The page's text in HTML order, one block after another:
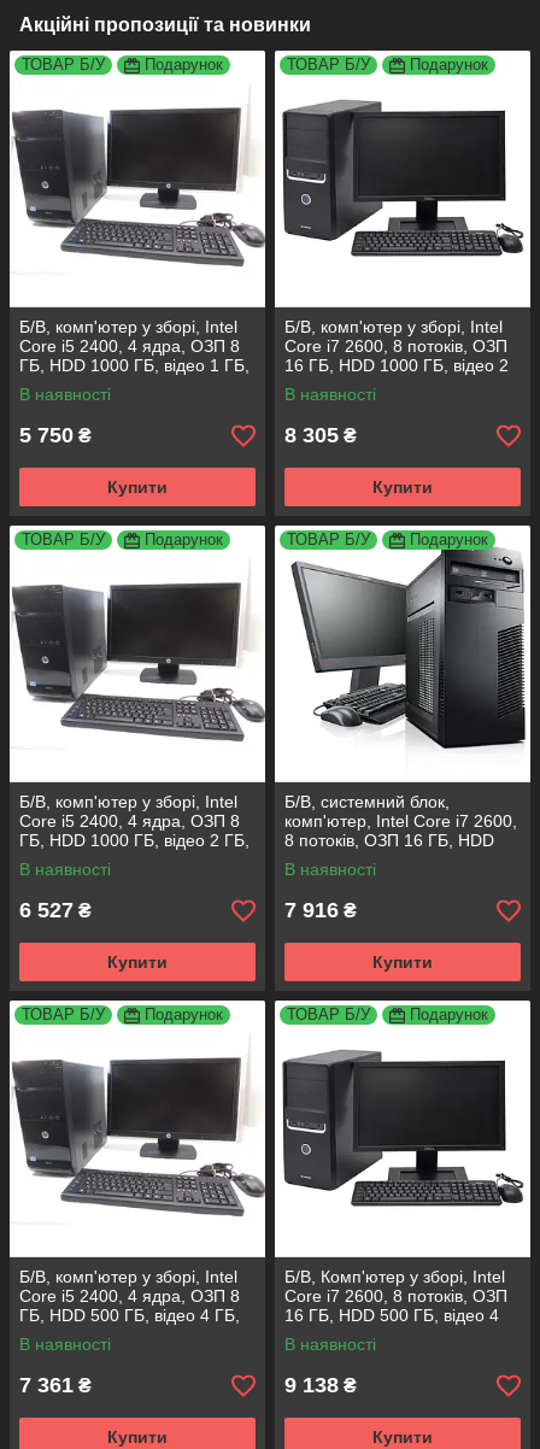
Акційні пропозиції та новинки
ТОВАР Б/У Подарунок
Б/В, комп'ютер у зборі, Intel
Core i5 2400, 4 ядра, ОЗП 8
ГБ, HDD 1000 ГБ, відео 1 ГБ,
монітор 19"
В наявності
5 750 ₴
Купити
ТОВАР Б/У Подарунок
Б/В, комп'ютер у зборі, Intel
Core i7 2600, 8 потоків, ОЗП
16 ГБ, HDD 1000 ГБ, відео 2
ГБ, монітор 19"
В наявності
8 305 ₴
Купити
ТОВАР Б/У Подарунок
Б/В, комп'ютер у зборі, Intel
Core i5 2400, 4 ядра, ОЗП 8
ГБ, HDD 1000 ГБ, відео 2 ГБ,
монітор 19"
В наявності
6 527 ₴
Купити
ТОВАР Б/У Подарунок
Б/В, cистемний блок,
комп'ютер, Intel Core i7 2600,
8 потоків, ОЗП 16 ГБ, HDD
500 ГБ, відео 2 ГБ, монітор
19"
В наявності
7 916 ₴
Купити
ТОВАР Б/У Подарунок
Б/В, комп'ютер у зборі, Intel
Core i5 2400, 4 ядра, ОЗП 8
ГБ, HDD 500 ГБ, відео 4 ГБ,
монітор 19"
В наявності
7 361 ₴
Купити
ТОВАР Б/У Подарунок
Б/В, Комп'ютер у зборі, Intel
Core i7 2600, 8 потоків, ОЗП
16 ГБ, HDD 500 ГБ, відео 4
ГБ, монітор 19"
В наявності
9 138 ₴
Купити